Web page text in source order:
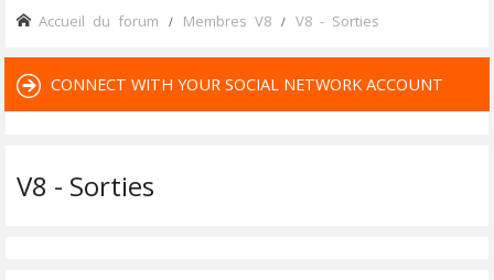
Accueil du forum Membres V8 V8 - Sorties
CONNECT WITH YOUR SOCIAL NETWORK ACCOUNT
V8 - Sorties